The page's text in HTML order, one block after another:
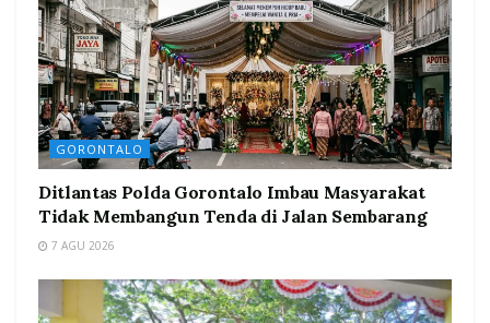
GORONTALO
Ditlantas Polda Gorontalo Imbau Masyarakat
Tidak Membangun Tenda di Jalan Sembarang
7 AGU 2026